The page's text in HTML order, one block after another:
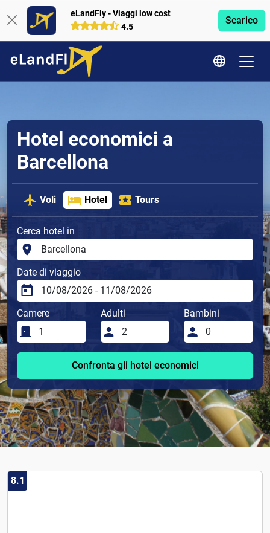
eLandFly - Viaggi low cost
4.5
Scarico
Hotel economici a
Barcellona
Voli Hotel Tours
Cerca hotel in
Date di viaggio
Camere Adulti Bambini
Confronta gli hotel economici
8.1